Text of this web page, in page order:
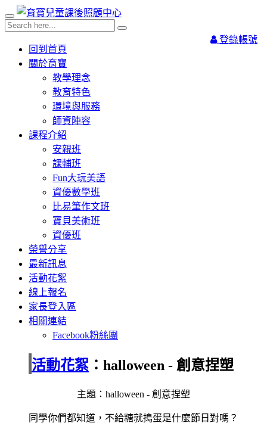
登錄帳號
回到首頁
關於育寶
教學理念
教育特色
環境與服務
師資陣容
課程介紹
安親班
課輔班
Fun大玩美語
資優數學班
比易筆作文班
寶貝美術班
資優班
榮譽分享
最新訊息
活動花絮
線上報名
家長登入區
相關連結
Facebook粉絲團
活動花絮 ：halloween - 創意捏塑
主題：halloween - 創意捏塑
同學你們都知道，不給糖就搗蛋是什麼節日對嗎？